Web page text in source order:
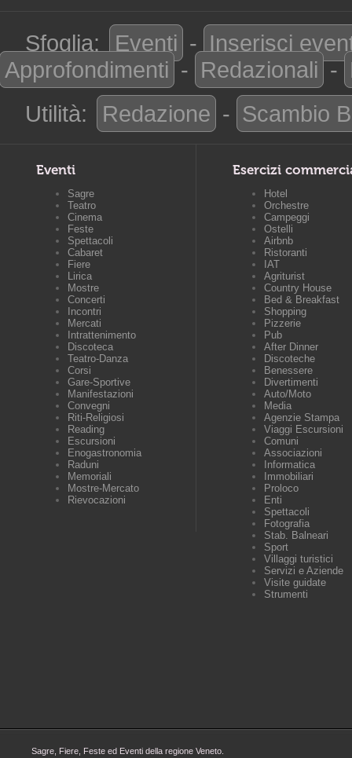
Sfoglia: Eventi - Inserisci
Approfondimenti - Redazionali -
Utilità:
Redazione - Scambio
Eventi
Sagre
Teatro
Cinema
Feste
Spettacoli
Cabaret
Fiere
Lirica
Mostre
Concerti
Incontri
Mercati
Intrattenimento
Discoteca
Teatro-Danza
Corsi
Gare-Sportive
Manifestazioni
Convegni
Riti-Religiosi
Reading
Escursioni
Enogastronomia
Raduni
Memoriali
Mostre-Mercato
Rievocazioni
Esercizi
Hotel
Orchestre
Campeggi
Ostelli
Airbnb
Ristoranti
IAT
Agriturist
Country House
Bed & Breakfast
Shopping
Pizzerie
Pub
After Dinner
Discoteche
Benessere
Divertimenti
Auto/Moto
Media
Agenzie Stampa
Viaggi Escursioni
Comuni
Associazioni
Informatica
Immobiliari
Proloco
Enti
Spettacoli
Fotografia
Stab. Balneari
Sport
Villaggi turistici
Servizi e Aziende
Visite guidate
Strumenti
Sagre, Fiere, Feste ed Eventi della regione Veneto.